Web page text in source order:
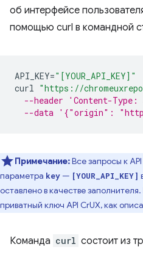
об интерфейсе
помощью curl в командной
API_KEY="[YOUR_API_KEY]"
curl "https://
--header 'Content-
--data '{"origin":
Примечание:Все запросы к
параметра key — [YOUR_API_KEY]
оставлено в качестве
приватный ключ API CrUX, как
Команда curl состоит из